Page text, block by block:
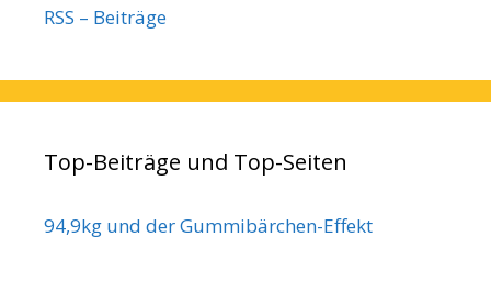
RSS – Beiträge
Top-Beiträge und Top-Seiten
94,9kg und der Gummibärchen-Effekt